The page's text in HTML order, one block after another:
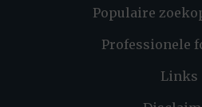
Populaire
Professionele
Links